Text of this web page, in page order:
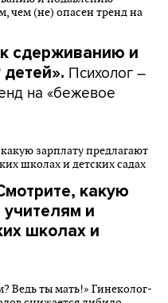
сдерживанию и
Психолог –
на «бежевое
какую
и
школах и